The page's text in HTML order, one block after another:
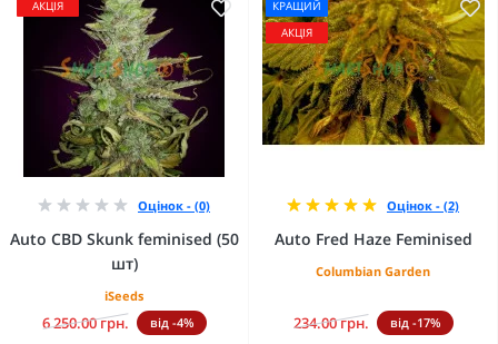
АКЦІЯ
Оцінок - (0)
Auto CBD Skunk feminised (50
шт)
iSeeds
6 250.00 грн. від -4%
КРАЩИЙ
АКЦІЯ
Оцінок - (2)
Auto Fred Haze Feminised
Columbian Garden
234.00 грн. від -17%